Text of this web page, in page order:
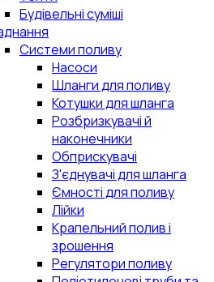
Будівельні суміші
Системи поливу
Насоси
Шланги для поливу
Котушки для шланга
Розбризкувачі й
наконечники
Обприскувачі
З'єднувачі для шланга
Ємності для поливу
Лійки
Крапельний полив і
зрошення
Регулятори поливу